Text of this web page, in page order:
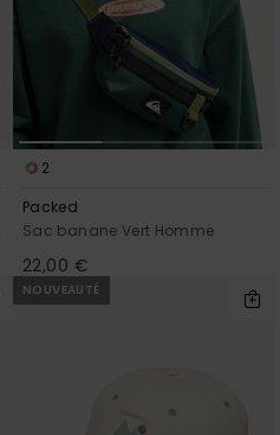
2
Packed
Sac banane Vert Homme
22,00 €
NOUVEAUTÉ